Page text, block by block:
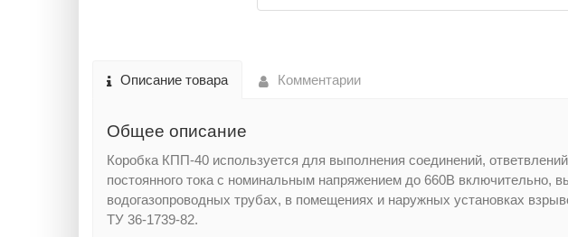
Описание товара Комментарии
Общее описание
Коробка КПП-40 используется для выполнения соединений,
постоянного тока с номинальным напряжением до 660В
водогазопроводных трубах, в помещениях и наружных установках
ТУ 36-1739-82.